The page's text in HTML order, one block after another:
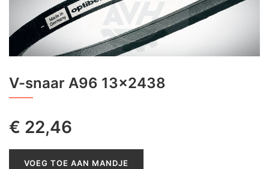
V-snaar A96 13x2438
€ 22,46
VOEG TOE AAN MANDJE